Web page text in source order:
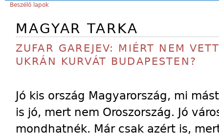
YOU ARE HERE:
Beszélő lapok
MAGYAR TARKA
ZUFAR GAREJEV: MIÉRT NEM
UKRÁN KURVÁT BUDAPESTEN?
Jó kis ország Magyarország, mi
is jó, mert nem Oroszország. Jó
mondhatnék. Már csak azért is,